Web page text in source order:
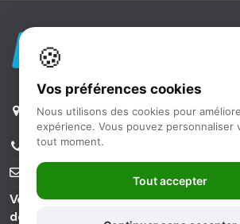
5 Rue des Investisseurs |
91560 Crosne
01 48 59 11 59
info@ld-medical.fr
Votre fournisseur de matériel
depuis 1929
🍪
Vos préférences cookies
Nous utilisons des cookies pour
expérience. Vous pouvez personnaliser
tout moment.
Tout accepter